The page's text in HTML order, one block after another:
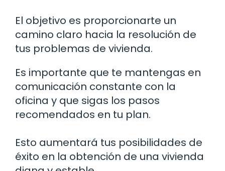
El objetivo es proporcionarte un
camino claro hacia la resolución de
tus problemas de vivienda.
Es importante que te mantengas en
comunicación constante con la
oficina y que sigas los pasos
recomendados en tu plan.
Esto aumentará tus posibilidades de
éxito en la obtención de una vivienda